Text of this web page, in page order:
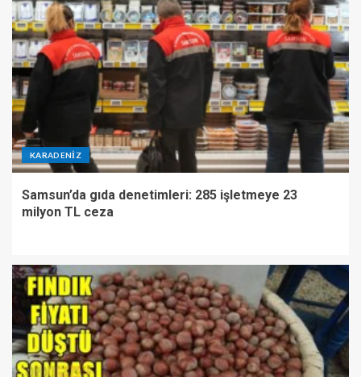
KARADENIZ
Samsun’da gıda denetimleri: 285 işletmeye 23
milyon TL ceza